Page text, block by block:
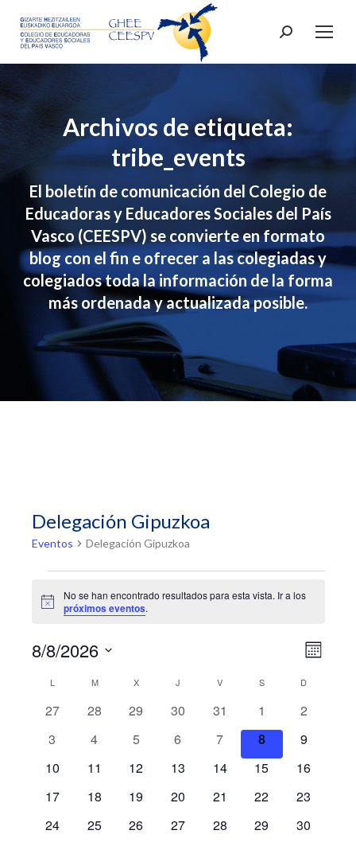
Buscar:
Archivos de etiqueta:
tribe_events
El boletín de comunicación del Colegio de
Educadoras y Educadores Sociales del País
Vasco (CEESPV) se convierte en formato
blog con el fin e ofrecer a las colegiadas y
colegiados toda la información de la forma
más ordenada y actualizada posible.
Delegación Gipuzkoa
Eventos Delegación Gipuzkoa
Aviso
No se han encontrado resultados para esta vista. Ir a los
próximos eventos.
vistas
de
Mes
8/8/2026
fecha.
Calendario
de
Eventos
L MMARTESXMIÉRCOLES
J V VIERNESSSÁBADO D
0
27
0
28
0
29
0
30
0
eventos
31
0
eventos
1
0
2
0
3
0
4
0
5
0
6
0
eventos
7
0
eventos
8
0
9
0
10
0
11
0
12
0
13
0
14
0
15
0
16
0
17
0
18
0
19
0
20
0
21
0
22
0
23
0
24
0
25
0
26
0
27
0
28
0
29
0
30